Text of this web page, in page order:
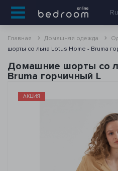
Ru
Главная Домашняя одежда
шорты со льна Lotus Home - Bruma
Домашние шорты со
Bruma горчичный L
АКЦИЯ